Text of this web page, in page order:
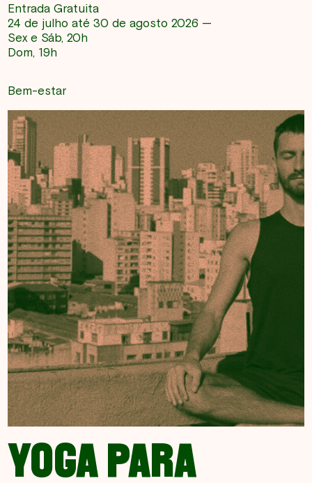
Entrada Gratuita
24 de julho até 30 de agosto 2026 —
Sex e Sáb, 20h
Dom, 19h
Bem-estar
YOGA PARA